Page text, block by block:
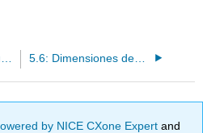
5.6: Dimensiones desconocidas de cuadrados y rectángulos
by NICE CXone Expertand